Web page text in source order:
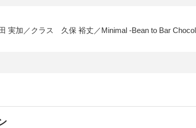
実加／クラス 久保 裕丈／Minimal -Bean to Bar